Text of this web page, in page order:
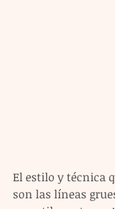
El estilo y técnica
son las líneas